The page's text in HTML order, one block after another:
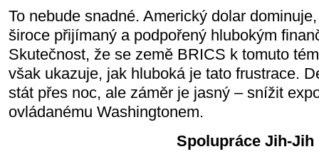
To nebude snadné. Americký dolar
široce přijímaný a podpořený hlubokým
Skutečnost, že se země BRICS k tomuto
však ukazuje, jak hluboká je tato frustrace.
stát přes noc, ale záměr je jasný – snížit
ovládanému Washingtonem.
Spolupráce Jih-Jih